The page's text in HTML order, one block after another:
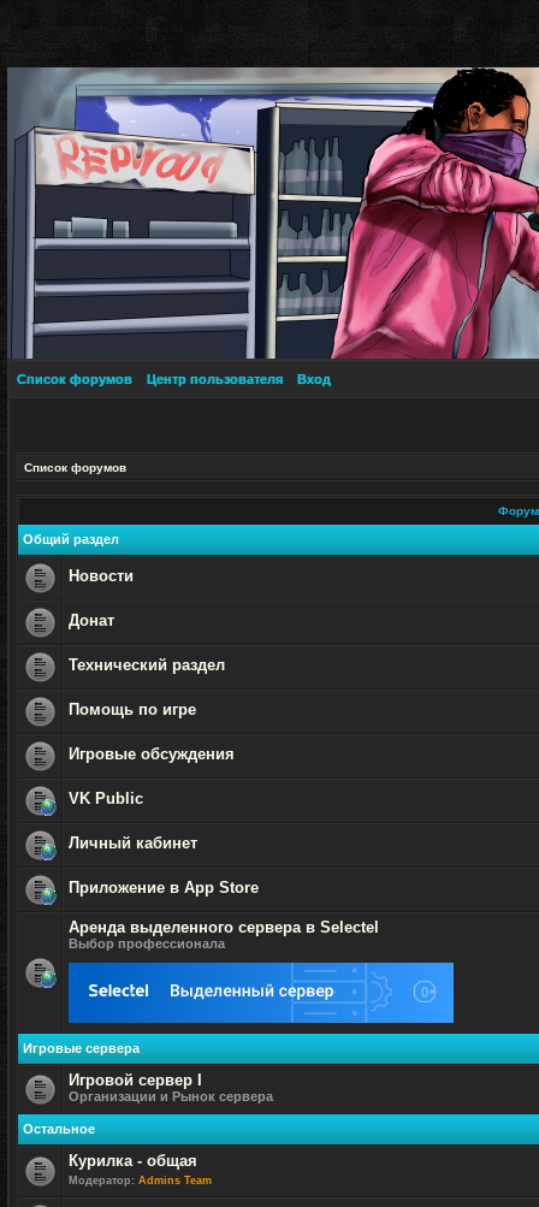
Список форумов Центр пользователя Вход
Список форумов
Общий раздел
непрочитанных
сообщений
Новости
непрочитанных
сообщений
Донат
непрочитанных
сообщений
Технический раздел
непрочитанных
сообщений
Помощь по игре
непрочитанных
сообщений
Игровые обсуждения
непрочитанных
сообщений
VK Public
непрочитанных
сообщений
Личный кабинет
непрочитанных
сообщений
Приложение в App Store
сообщений
Аренда выделенного сервера в Selectel
Выбор профессионала
Игровые сервера
Нет
непрочитанных
Игровой сервер I
Организации и Рынок сервера
Остальное
Курилка - общая
Модератор: Admins Team